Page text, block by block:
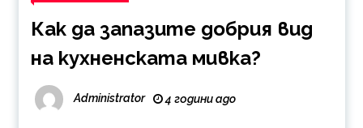
Как да запазите добрия вид
на кухненската мивка?
Administrator 4 години ago